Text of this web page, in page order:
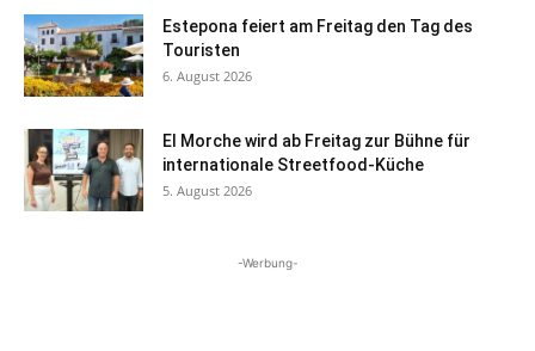
Estepona feiert am Freitag den Tag des
Touristen
6. August 2026
El Morche wird ab Freitag zur Bühne für
internationale Streetfood-Küche
5. August 2026
-Werbung-